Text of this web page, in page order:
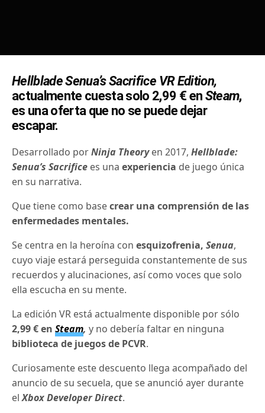
Hellblade Senua’s Sacrifice VR Edition,
actualmente cuesta solo 2,99 € en Steam,
es una oferta que no se puede dejar
escapar.
Desarrollado porNinja Theoryen 2017,Hellblade:
Senua’s Sacrifice es unaexperiencia de juego única
en su narrativa.
Que tiene como basecrear una comprensión de las
enfermedades mentales.
Se centra en la heroína conesquizofrenia, Senua,
cuyo viaje estará perseguida constantemente de sus
recuerdos y alucinaciones, así como voces que solo
ella escucha en su mente.
La edición VR está actualmente disponible por sólo
2,99 € enSteam, y no debería faltar en ninguna
biblioteca de juegos de PCVR.
Curiosamente este descuento llega acompañado del
anuncio de su secuela, que se anunció ayer durante
elXbox Developer Direct.